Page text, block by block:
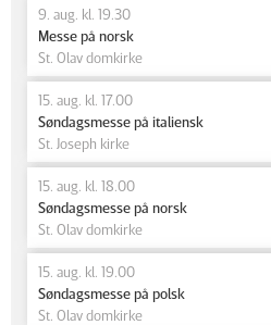
9. aug. kl. 19.30
Messe på norsk
St. Olav domkirke
15. aug. kl. 17.00
Søndagsmesse på italiensk
St. Joseph kirke
15. aug. kl. 18.00
Søndagsmesse på norsk
St. Olav domkirke
15. aug. kl. 19.00
Søndagsmesse på polsk
St. Olav domkirke